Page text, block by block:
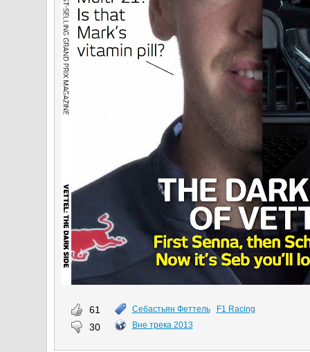
61
30
Себастьян Феттель
F1 Racing
Вне трека 2013